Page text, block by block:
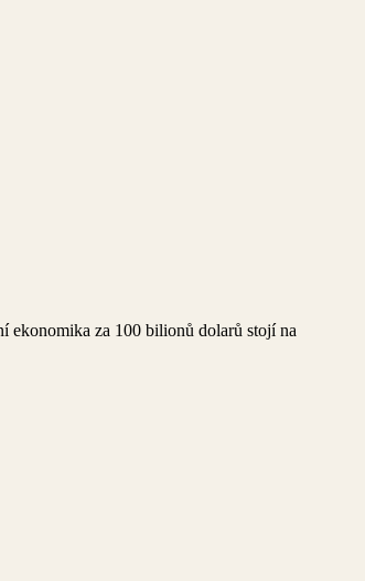
ekonomika za 100 bilionů dolarů stojí na